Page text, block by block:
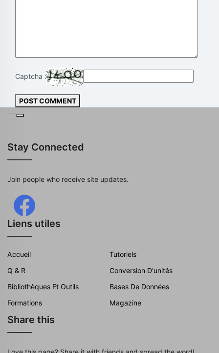
Captcha :
POST COMMENT
---
Stay Connected
Join people who receive site updates.
Liens utiles
Accueil
Tutoriels
Q & R
Conversion D'unités
Bibliothèques Et Outils
Bases De Données
Formations
Magazine
Share this